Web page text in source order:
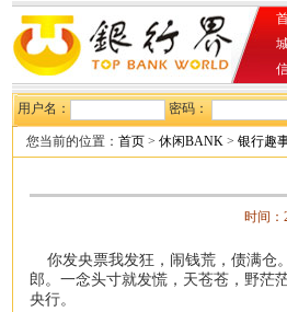
用户名： 密码：
您当前的位置： 首页 > 休闲BANK > 银行趣
时间
你发央票我发狂，闹钱荒，债满仓
郎。一念头寸就发慌，天苍苍，野茫
央行。